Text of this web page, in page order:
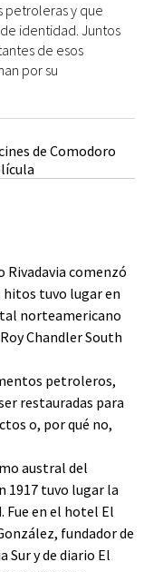
petroleras y que
identidad. Juntos
de esos
por su
comenzó
hitos tuvo lugar en
norteamericano
Chandler South
petroleros,
restauradas para
o, por qué no,
austral del
1917 tuvo lugar la
Fue en el hotel El
fundador de
Sur y de diario El